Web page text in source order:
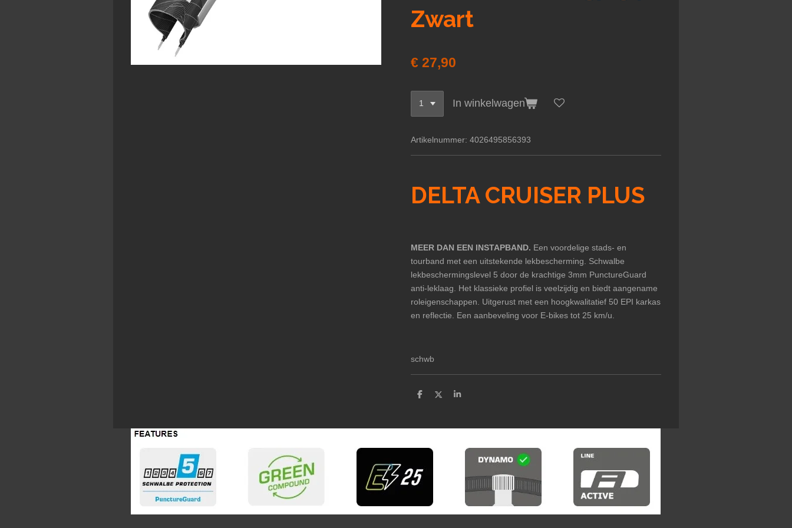
Zwart
€ 27,90
In winkelwagen
Artikelnummer: 4026495856393
DELTA CRUISER PLUS
MEER DAN EEN INSTAPBAND. Een voordelige stads- en
tourband met een uitstekende lekbescherming. Schwalbe
lekbeschermingslevel 5 door de krachtige 3mm PunctureGuard
anti-leklaag. Het klassieke profiel is veelzijdig en biedt aangename
roleigenschappen. Uitgerust met een hoogkwalitatief 50 EPI karkas
en reflectie. Een aanbeveling voor E-bikes tot 25 km/u.
schwb
D
n
D
S
e